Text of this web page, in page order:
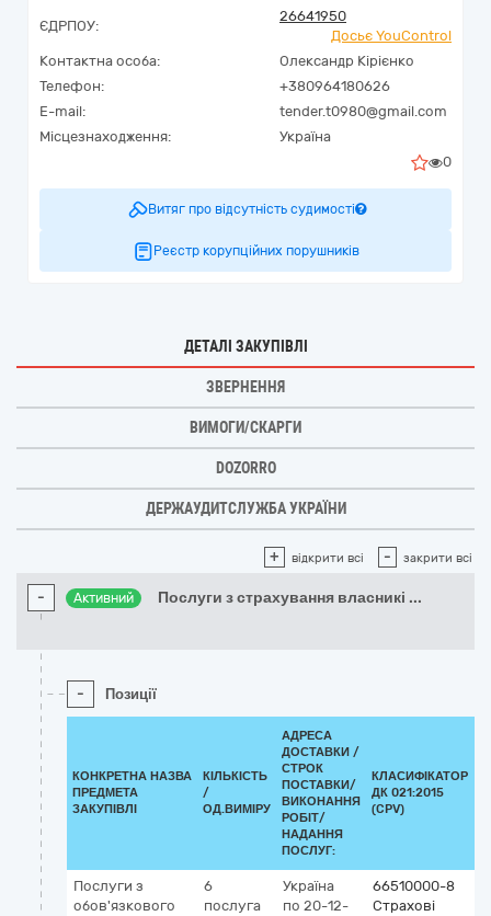
ЄДРПОУ:
26641950
Досьє YouControl
Контактна особа:
Олександр Кірієнко
Телефон:
+380964180626
E-mail:
tender.t0980@gmail.com
Місцезнаходження:
Україна
0
Витяг про відсутність судимості
Реєстр корупційних порушників
ДЕТАЛІ ЗАКУПІВЛІ
ЗВЕРНЕННЯ
ВИМОГИ/СКАРГИ
DOZORRO
ДЕРЖАУДИТСЛУЖБА УКРАЇНИ
+ відкрити всі - закрити всі
- Активний Послуги з страхування власникі ...
- Позиції
КОНКРЕТНА НАЗВА
ПРЕДМЕТА
ЗАКУПІВЛІ
КІЛЬКІСТЬ
/
ОД.ВИМІРУ
АДРЕСА
ДОСТАВКИ /
СТРОК
ПОСТАВКИ/
ВИКОНАННЯ
РОБІТ/
НАДАННЯ
ПОСЛУГ:
КЛАСИФІКАТОР
ДК 021:2015
(CPV)
Послуги з
обов'язкового
6
послуга
Україна
по 20-12-
66510000-8
Страхові